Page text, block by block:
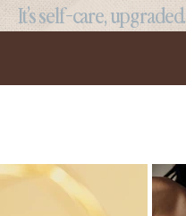
It’s self-care, upgraded.